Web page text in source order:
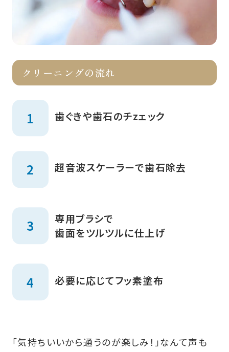
クリーニングの流れ
歯ぐきや歯石のチzェック
超音波スケーラーで歯石除去
専用ブラシで
歯面をツルツルに仕上げ
必要に応じてフッ素塗布
「気持ちいいから通うのが楽しみ！」なんて声も